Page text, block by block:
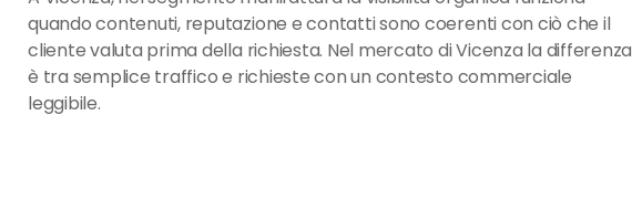
quando contenuti, reputazione e contatti sono coerenti con ciò che il
cliente valuta prima della richiesta. Nel mercato di Vicenza la differenza
è tra semplice traffico e richieste con un contesto commerciale
leggibile.